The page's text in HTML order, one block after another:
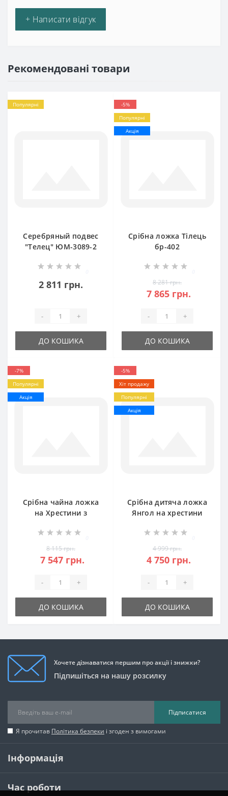
+ Написати відгук
Рекомендовані товари
Популярні
Серебряный подвес
"Телец" ЮМ-3089-2
2 811 грн.
- +
ДО КОШИКА
-5%
Популярні
Акція
Срібна ложка Тілець
бр-402
8 281 грн.
7 865 грн.
- +
ДО КОШИКА
-7%
Популярні
Акція
Срібна чайна ложка
на Хрестини з
8 115 грн.
7 547 грн.
- +
ДО КОШИКА
-5%
Хіт продажу
Популярні
Акція
Срібна дитяча ложка
Янгол на хрестини
4 999 грн.
4 750 грн.
- +
ДО КОШИКА
Хочете дізнаватися першим про акції і знижки?
Підпишіться на нашу розсилку
Підписатися
Я прочитав Політика безпеки і згоден з вимогами
Інформація
Час роботи